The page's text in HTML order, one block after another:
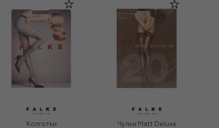
Колготки
Чулки Matt Deluxe